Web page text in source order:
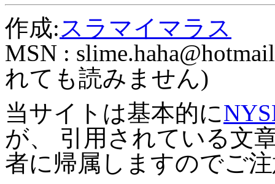
作成:スラマイマラス
MSN :
れても読みません)
当サイトは基本的に
が、 引用されている文
者に帰属しますのでご